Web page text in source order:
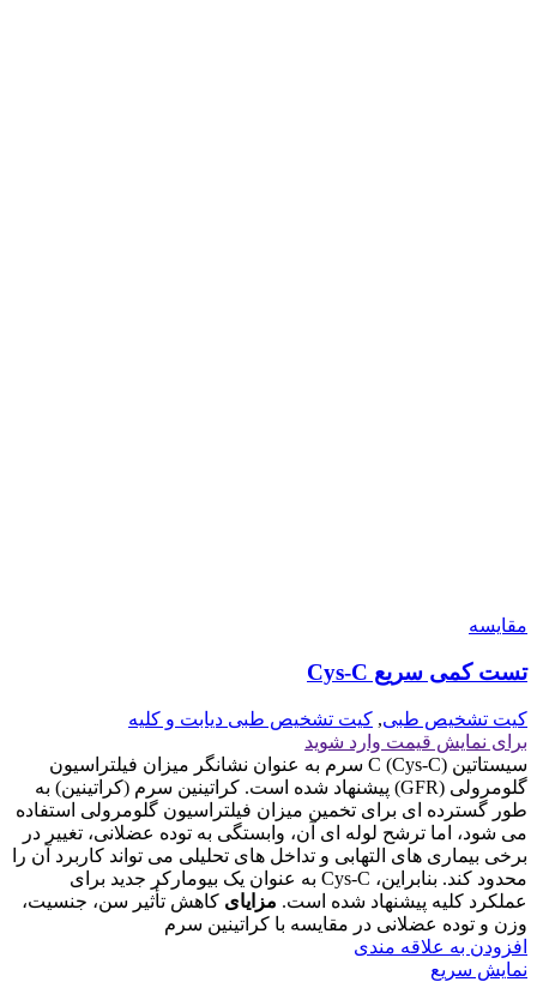
مقايسه
تست کمی سریع Cys-C
کیت تشخیص طبی, کیت تشخیص طبی دیابت و کلیه
برای نمایش قیمت وارد شوید
سیستاتین C (Cys-C) سرم به عنوان نشانگر میزان فیلتراسیون
گلومرولی (GFR) پیشنهاد شده است. کراتینین سرم (کراتینین) به
طور گسترده ای برای تخمین میزان فیلتراسیون گلومرولی استفاده
می شود، اما ترشح لوله ای آن، وابستگی به توده عضلانی، تغییر در
برخی بیماری های التهابی و تداخل های تحلیلی می تواند کاربرد آن را
محدود کند. بنابراین، Cys-C به عنوان یک بیومارکر جدید برای
عملکرد کلیه پیشنهاد شده است. مزایای کاهش تأثیر سن، جنسیت،
وزن و توده عضلانی در مقایسه با کراتینین سرم
افزودن به علاقه مندی
نمایش سریع